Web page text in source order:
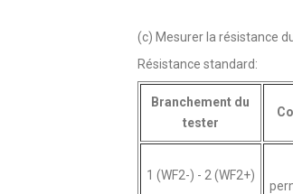
(c) Mesurer la résistance
Résistance standard:
Branchement du
tester
1 (WF2-) - 2 (WF2+)